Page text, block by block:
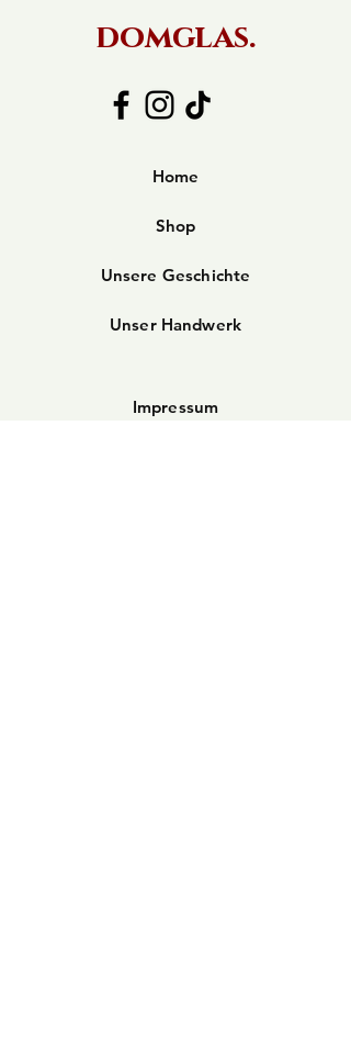
domglas.
Home
Shop
Unsere Geschichte
Unser Handwerk
Impressum